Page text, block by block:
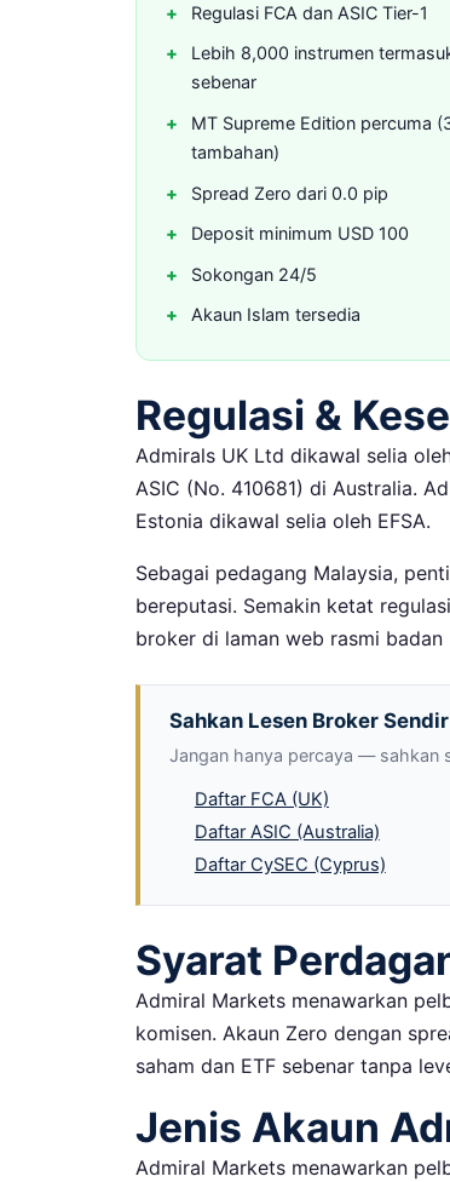
Regulasi FCA dan ASIC Tier-1
Lebih 8,000 instrumen
sebenar
MT Supreme Edition percuma
tambahan)
Spread Zero dari 0.0 pip
Deposit minimum USD 100
Sokongan 24/5
Akaun Islam tersedia
Regulasi &
Admirals UK Ltd dikawal selia
ASIC (No. 410681) di Australia.
Estonia dikawal selia oleh EFSA.
Sebagai pedagang Malaysia,
bereputasi. Semakin ketat
broker di laman web rasmi
Sahkan Lesen Broker
Jangan hanya percaya — sahkan
Daftar FCA (UK)
Daftar ASIC (Australia)
Daftar CySEC (Cyprus)
Syarat
Admiral Markets menawarkan
komisen. Akaun Zero dengan
saham dan ETF sebenar tanpa
Jenis Akaun
Admiral Markets menawarkan